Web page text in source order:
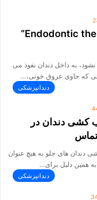
عصب کشی دندان 🦷 “Endodontic therapy”
به داخل دندان نفوذ می
که حاوی عروق خونی،…
دندانپزشکی
عصب کشی دندان در
های جلو به هیچ عنوان
همین دلیل برای…
دندانپزشکی